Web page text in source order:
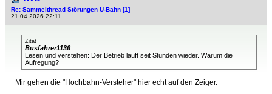
Re: Sammelthread Störungen U-Bahn [1]
21.04.2026 22:11
Zitat
Busfahrer1136
Lesen und verstehen: Der Betrieb läuft seit Stunden wieder. Warum die
Aufregung?
Mir gehen die "Hochbahn-Versteher" hier echt auf den Zeiger.